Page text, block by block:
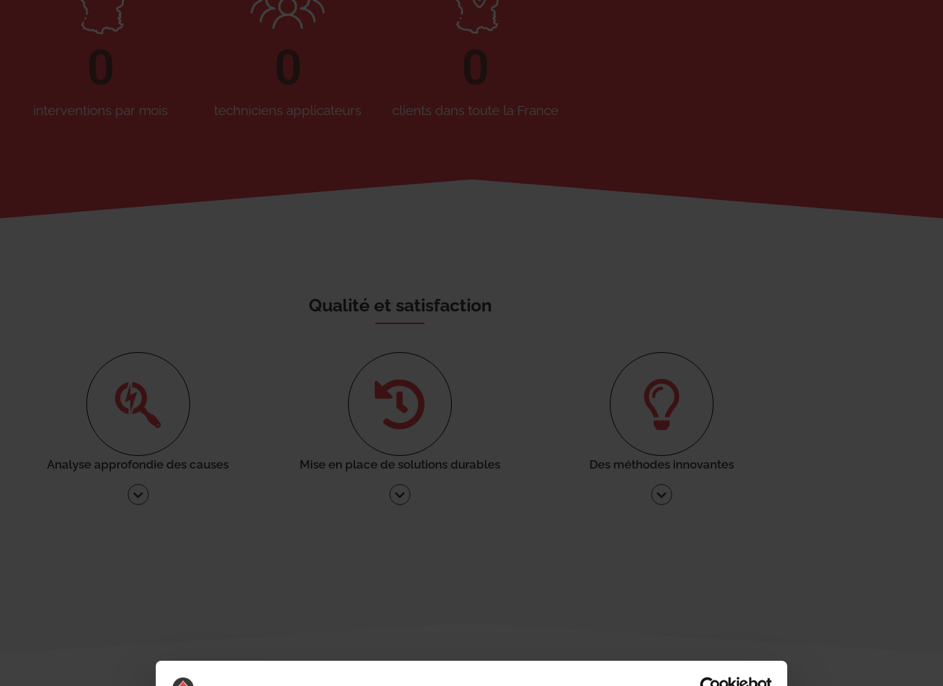
interventions par mois
0
techniciens applicateurs
0
clients dans toute la France
0
Qualité et satisfaction
Analyse approfondie des causes Mise en place de solutions durables Des méthodes innovantes